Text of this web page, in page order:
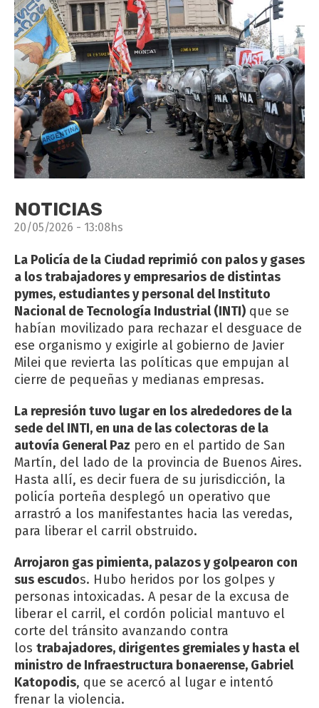
NOTICIAS
20/05/2026 - 13:08hs
La Policía de la Ciudad reprimió con palos y gases
a los trabajadores y empresarios de distintas
pymes, estudiantes y personal del Instituto
Nacional de Tecnología Industrial (INTI) que se
habían movilizado para rechazar el desguace de
ese organismo y exigirle al gobierno de Javier
Milei que revierta las políticas que empujan al
cierre de pequeñas y medianas empresas.
La represión tuvo lugar en los alrededores de la
sede del INTI, en una de las colectoras de la
autovía General Paz pero en el partido de San
Martín, del lado de la provincia de Buenos Aires.
Hasta allí, es decir fuera de su jurisdicción, la
policía porteña desplegó un operativo que
arrastró a los manifestantes hacia las veredas,
para liberar el carril obstruido.
Arrojaron gas pimienta, palazos y golpearon con
sus escudos. Hubo heridos por los golpes y
personas intoxicadas. A pesar de la excusa de
liberar el carril, el cordón policial mantuvo el
corte del tránsito avanzando contra
los trabajadores, dirigentes gremiales y hasta el
ministro de Infraestructura bonaerense, Gabriel
Katopodis, que se acercó al lugar e intentó
frenar la violencia.